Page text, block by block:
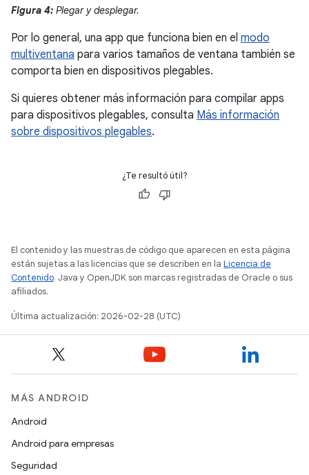
Figura 4: Plegar y desplegar.
Por lo general, una app que funciona bien en el modo
multiventana para varios tamaños de ventana también se
comporta bien en dispositivos plegables.
Si quieres obtener más información para compilar apps
para dispositivos plegables, consulta Más información
sobre dispositivos plegables.
¿Te resultó útil?
El contenido y las muestras de código que aparecen en esta página
están sujetas a las licencias que se describen en la Licencia de
Contenido. Java y OpenJDK son marcas registradas de Oracle o sus
afiliados.
Última actualización: 2026-02-28 (UTC)
MÁS ANDROID
Android
Android para empresas
Seguridad